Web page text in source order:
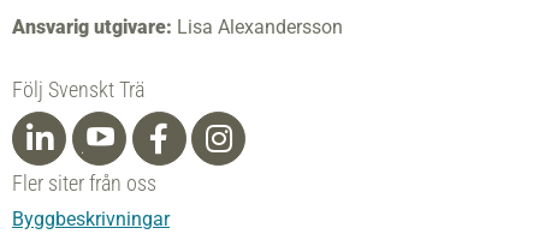
Ansvarig utgivare: Lisa Alexandersson
Följ Svenskt Trä
Fler siter från oss
Byggbeskrivningar